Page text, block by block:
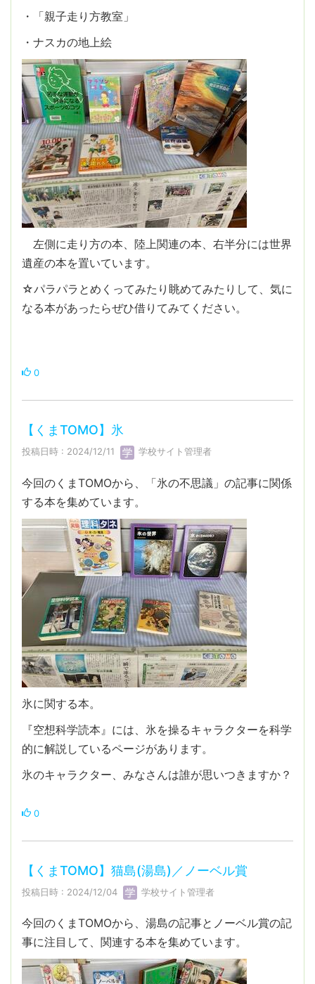
・「親子走り方教室」
・ナスカの地上絵
左側に走り方の本、陸上関連の本、右半分には世界
遺産の本を置いています。
☆パラパラとめくってみたり眺めてみたりして、気に
なる本があったらぜひ借りてみてください。
0
【くまTOMO】氷
投稿日時 : 2024/12/11 学校サイト管理者
今回のくまTOMOから、「氷の不思議」の記事に関係
する本を集めています。
氷に関する本。
『空想科学読本』には、氷を操るキャラクターを科学
的に解説しているページがあります。
氷のキャラクター、みなさんは誰が思いつきますか？
0
【くまTOMO】猫島(湯島)／ノーベル賞
投稿日時 : 2024/12/04 学校サイト管理者
今回のくまTOMOから、湯島の記事とノーベル賞の記
事に注目して、関連する本を集めています。